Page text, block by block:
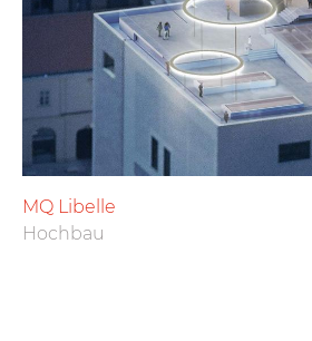
MQ Libelle
Hochbau